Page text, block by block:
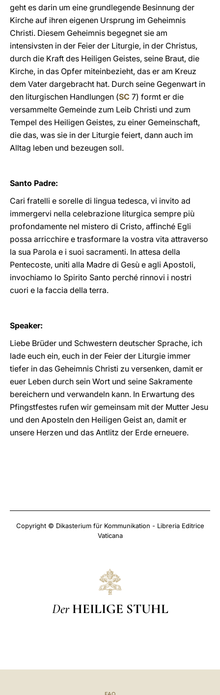
geht es darin um eine grundlegende Besinnung der
Kirche auf ihren eigenen Ursprung im Geheimnis
Christi. Diesem Geheimnis begegnet sie am
intensivsten in der Feier der Liturgie, in der Christus,
durch die Kraft des Heiligen Geistes, seine Braut, die
Kirche, in das Opfer miteinbezieht, das er am Kreuz
dem Vater dargebracht hat. Durch seine Gegenwart in
den liturgischen Handlungen (SC 7) formt er die
versammelte Gemeinde zum Leib Christi und zum
Tempel des Heiligen Geistes, zu einer Gemeinschaft,
die das, was sie in der Liturgie feiert, dann auch im
Alltag leben und bezeugen soll.
Santo Padre:
Cari fratelli e sorelle di lingua tedesca, vi invito ad
immergervi nella celebrazione liturgica sempre più
profondamente nel mistero di Cristo, affinché Egli
possa arricchire e trasformare la vostra vita attraverso
la sua Parola e i suoi sacramenti. In attesa della
Pentecoste, uniti alla Madre di Gesù e agli Apostoli,
invochiamo lo Spirito Santo perché rinnovi i nostri
cuori e la faccia della terra.
Speaker:
Liebe Brüder und Schwestern deutscher Sprache, ich
lade euch ein, euch in der Feier der Liturgie immer
tiefer in das Geheimnis Christi zu versenken, damit er
euer Leben durch sein Wort und seine Sakramente
bereichern und verwandeln kann. In Erwartung des
Pfingstfestes rufen wir gemeinsam mit der Mutter Jesu
und den Aposteln den Heiligen Geist an, damit er
unsere Herzen und das Antlitz der Erde erneuere.
Copyright © Dikasterium für Kommunikation - Libreria Editrice
Vaticana
Der HEILIGE STUHL